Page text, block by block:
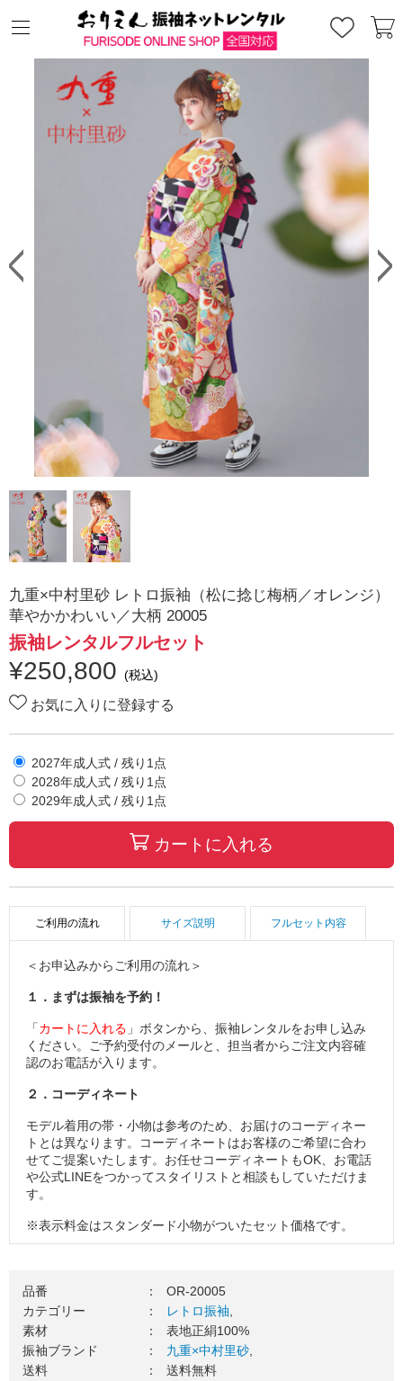
九重×中村里砂 レトロ振袖（松に捻じ梅柄／オレンジ）
華やかかわいい／大柄 20005
振袖レンタルフルセット
¥250,800 (税込)
お気に入りに登録する
2027年成人式 / 残り 1 点
2028年成人式 / 残り 1 点
2029年成人式 / 残り 1 点
カートに入れる
ご利用の流れ サイズ説明 フルセット内容
＜お申込みからご利用の流れ＞
１．まずは振袖を予約！
「カートに入れる 」ボタンから、振袖レンタルをお申し込み
ください。ご予約受付のメールと、担当者からご注文内容確
認のお電話が入ります。
２．コーディネート
モデル着用の帯・小物は参考のため、お届けのコーディネー
トとは異なります。コーディネートはお客様のご希望に合わ
せてご提案いたします。お任せコーディネートもOK、お電話
や公式LINEをつかってスタイリストと相談もしていただけま
す。
※表示料金はスタンダード小物がついたセット価格です。
３．振袖一式をお届け（送料無料）
ご使用日の１カ月前を目安に、振袖一式をお送りいたしま
す。お届け日のご希望がございましたら、お気軽にご相談く
ださい。
品番 ：
OR-20005
カテゴリー
： レトロ振袖
素材
：
表地正絹100%
振袖ブランド
： 九重×中村里砂
送料
：
送料無料